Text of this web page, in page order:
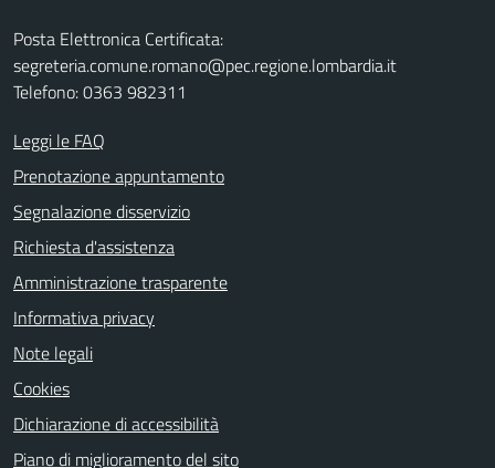
Posta Elettronica Certificata:
segreteria.comune.romano@pec.regione.lombardia.it
Telefono: 0363 982311
Leggi le FAQ
Prenotazione appuntamento
Segnalazione disservizio
Richiesta d'assistenza
Amministrazione trasparente
Informativa privacy
Note legali
Cookies
Dichiarazione di accessibilità
Piano di miglioramento del sito